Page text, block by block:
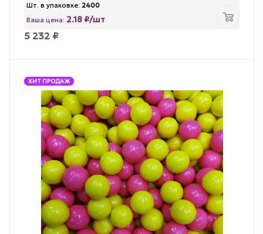
Шт. в упаковке: 2400
Ваша цена: 2.18 ₽/шт
5 232 ₽
ХИТ ПРОДАЖ